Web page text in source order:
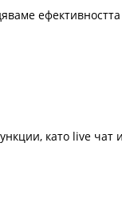
като live чат